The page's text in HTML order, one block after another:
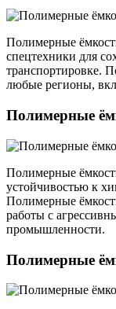
Полимерные
спецтехники для
транспортировке.
любые регионы,
Полимерные
Полимерные
устойчивостью к
Полимерные
работы с
промышленности.
Полимерные